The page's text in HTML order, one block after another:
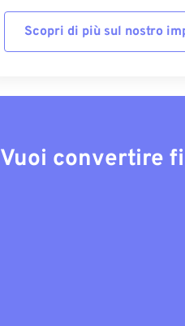
Scopri di più sul nostro
Vuoi convertire